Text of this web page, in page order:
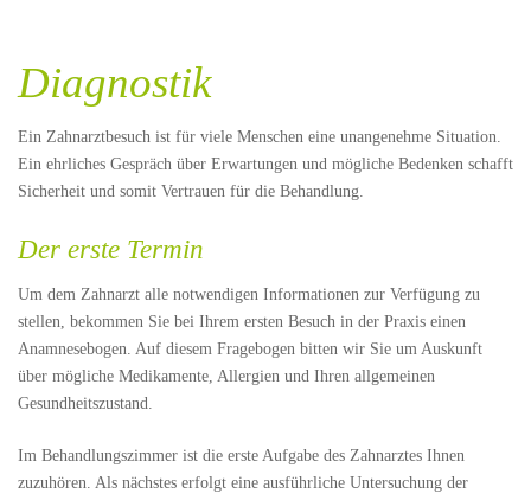
Diagnostik
Ein Zahnarztbesuch ist für viele Menschen eine unangenehme Situation.
Ein ehrliches Gespräch über Erwartungen und mögliche Bedenken schafft
Sicherheit und somit Vertrauen für die Behandlung.
Der erste Termin
Um dem Zahnarzt alle notwendigen Informationen zur Verfügung zu
stellen, bekommen Sie bei Ihrem ersten Besuch in der Praxis einen
Anamnesebogen. Auf diesem Fragebogen bitten wir Sie um Auskunft
über mögliche Medikamente, Allergien und Ihren allgemeinen
Gesundheitszustand.
Im Behandlungszimmer ist die erste Aufgabe des Zahnarztes Ihnen
zuzuhören. Als nächstes erfolgt eine ausführliche Untersuchung der